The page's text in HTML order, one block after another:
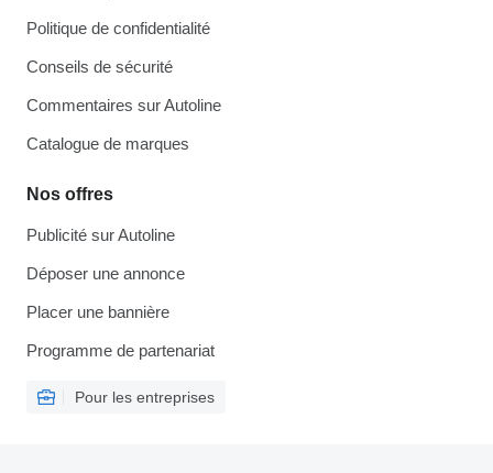
Politique de confidentialité
Conseils de sécurité
Commentaires sur Autoline
Catalogue de marques
Nos offres
Publicité sur Autoline
Déposer une annonce
Placer une bannière
Programme de partenariat
Pour les entreprises